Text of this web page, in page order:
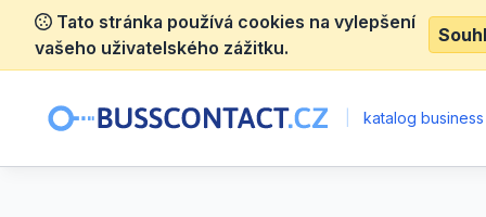
Tato stránka používá cookies na vylepšení
vašeho uživatelského zážitku.
katalog